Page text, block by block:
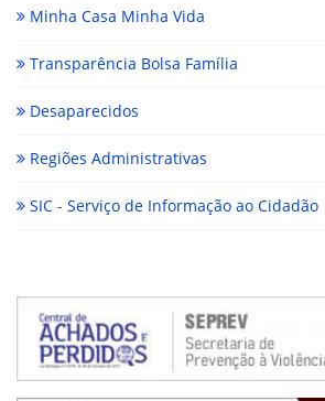
Minha Casa Minha Vida
Transparência Bolsa Família
Desaparecidos
Regiões Administrativas
SIC - Serviço de Informação ao Cidadão